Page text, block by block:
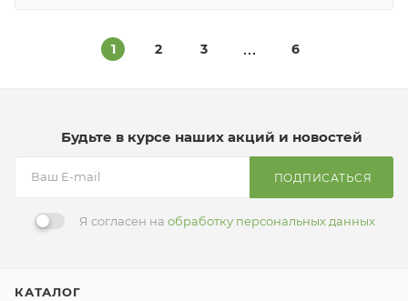
1 2 3 6
Будьте в курсе наших акций и новостей
ПОДПИСАТЬСЯ
Я согласен на обработку персональных данных
КАТАЛОГ